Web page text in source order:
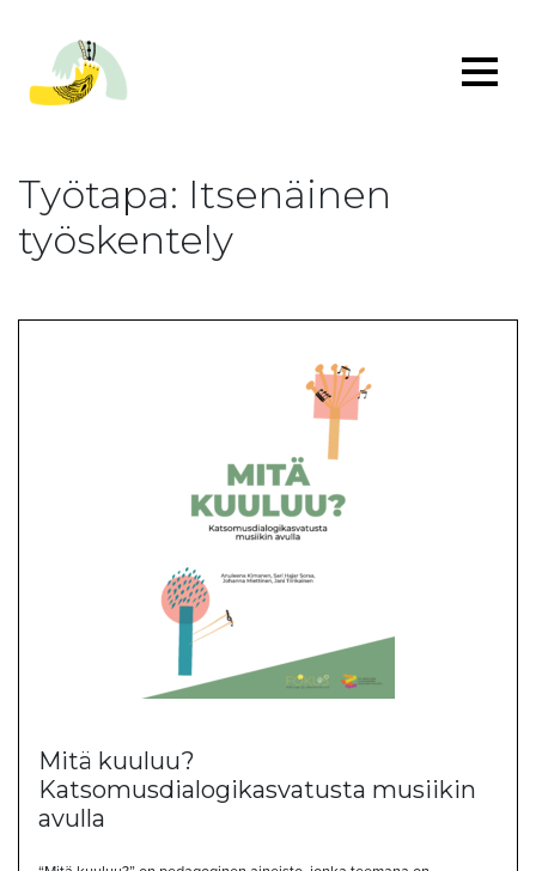
Työtapa: Itsenäinen
työskentely
Mitä kuuluu?
Katsomusdialogikasvatusta musiikin
avulla